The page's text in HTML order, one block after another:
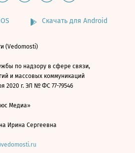
Скачать для Android
(Vedomosti)
по надзору в сфере связи,
и массовых коммуникаций
2020 г. ЭЛ № ФС 77-79546
Медиа»
Ирина Сергеевна